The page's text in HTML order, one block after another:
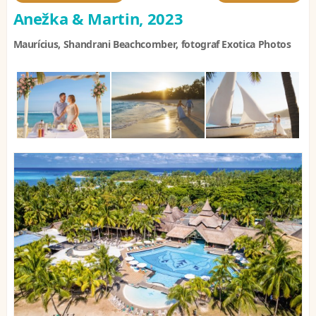
Anežka & Martin, 2023
Maurícius, Shandrani Beachcomber, fotograf Exotica Photos